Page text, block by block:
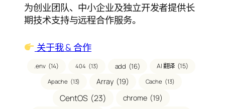
为创业团队、中小企业及独立开发者提供长
期技术支持与远程合作服务。
关于我 & 合作
.env (14) 404 (13) add (16) AI 翻译 (15)
Apache (13) Array (19) Cache (13)
CentOS (23) chrome (19)